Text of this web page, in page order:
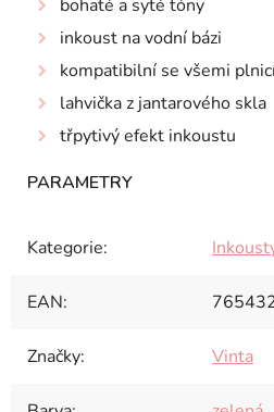
bohaté a syté tóny
inkoust na vodní bázi
kompatibilní se všemi
lahvička z jantarového skla
třpytivý efekt inkoustu
Kategorie:
EAN:
Značky: Vinta